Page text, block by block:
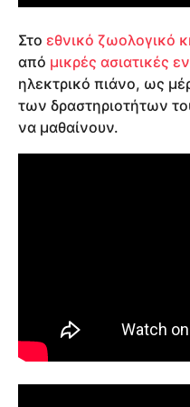
Στο εθνικό ζωολογικό
από μικρές ασιατικές
ηλεκτρικό πιάνο, ως
των δραστηριοτήτων
να μαθαίνουν.